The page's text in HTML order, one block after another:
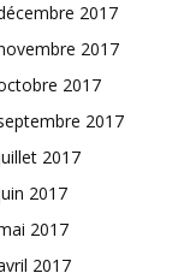
2017
2017
2017
2017
2017
2017
2017
2017